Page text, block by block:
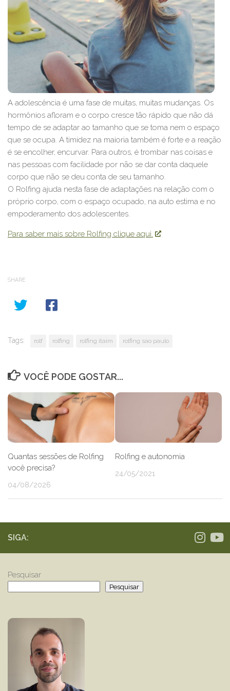
A adolescência é uma fase de muitas, muitas mudanças. Os
hormônios afloram e o corpo cresce tão rápido que não dá
tempo de se adaptar ao tamanho que se toma nem o espaço
que se ocupa. A timidez na maioria também é forte e a reação
é se encolher, encurvar. Para outros, é trombar nas coisas e
nas pessoas com facilidade por não se dar conta daquele
corpo que não se deu conta de seu tamanho.
O Rolfing ajuda nesta fase de adaptações na relação com o
próprio corpo, com o espaço ocupado, na auto estima e no
empoderamento dos adolescentes.
Para saber mais sobre Rolfing clique aqui.
SHARE
Tags: rolf rolfing rolfing itaim rolfing sao paulo
VOCÊ PODE GOSTAR...
Quantas sessões de Rolfing
você precisa?
04/08/2026
Rolfing e autonomia
24/05/2021
SIGA:
Pesquisar
Pesquisar